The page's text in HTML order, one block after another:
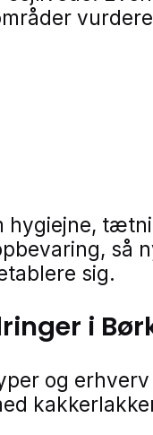
hygiejne,
så
sig.
i
og